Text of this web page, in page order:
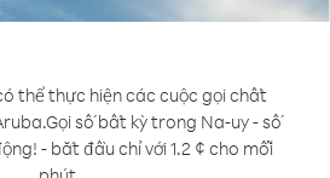
thể thực hiện các cuộc gọi chất
Gọi số bất kỳ trong Na-uy - số
- bắt đầu chỉ với 1.2 ¢ cho mỗi